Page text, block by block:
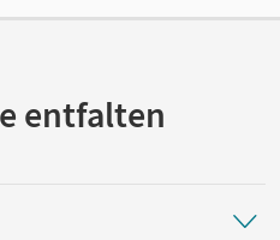
entfalten